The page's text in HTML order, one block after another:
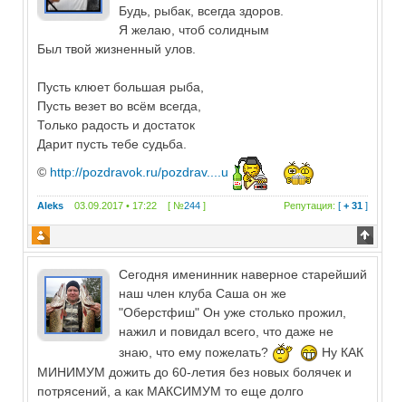
Будь, рыбак, всегда здоров.
Я желаю, чтоб солидным
Был твой жизненный улов.
Пусть клюет большая рыба,
Пусть везет во всём всегда,
Только радость и достаток
Дарит пусть тебе судьба.
© http://pozdravok.ru/pozdrav....u
Aleks 03.09.2017 • 17:22 [ №244 ] Репутация: [+ 31 ]
Сегодня именинник наверное старейший
наш член клуба Саша он же
"Оберстфиш" Он уже столько прожил,
нажил и повидал всего, что даже не
знаю, что ему пожелать?
Ну КАК
МИНИМУМ дожить до 60-летия без новых болячек и
потрясений, а как МАКСИМУМ то еще долго